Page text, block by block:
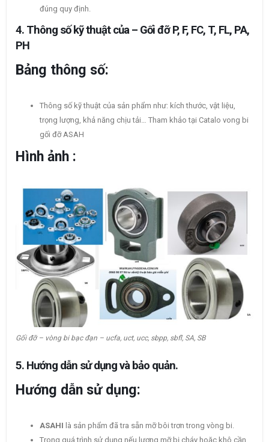
đúng quy định.
4. Thông số kỹ thuật của – Gối đỡ P, F, FC, T, FL, PA,
PH
Bảng thông số:
Thông số kỹ thuật của sản phẩm như: kích thước, vật liệu,
trọng lượng, khả năng chịu tải… Tham khảo tại Catalo vong bi
gối đỡ ASAH
Hình ảnh :
Gối đỡ – vòng bi bạc đạn – ucfa, uct, ucc, sbpp, sbfl, SA, SB
5. Hướng dẫn sử dụng và bảo quản.
Hướng dẫn sử dụng:
ASAHI là sản phẩm đã tra sẵn mỡ bôi trơn trong vòng bi.
Trong quá trình sử dụng nếu lượng mỡ bị cháy hoặc khô cần